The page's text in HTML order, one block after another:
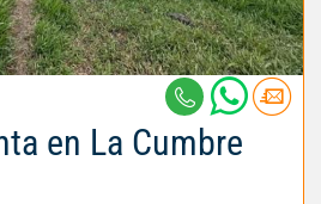
en La Cumbre